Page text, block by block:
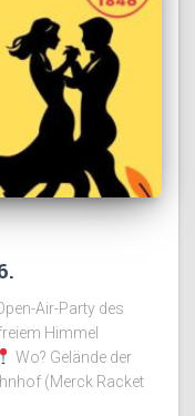
Air-Party des
Himmel
Wo? Gelände der
(Merck Racket